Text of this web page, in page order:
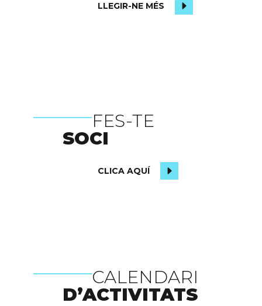
LLEGIR-NE MÉS
FES-TE
SOCI
CLICA AQUÍ
CALENDARI
D’ACTIVITATS